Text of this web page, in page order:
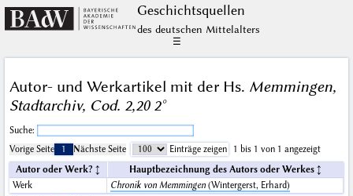
Geschichts­quellen
des deutschen Mittelalters
☰
Autor- und Werkartikel mit der Hs. Memmingen,
Stadtarchiv, Cod. 2,20 2°
Suche:
Vorige Seite
1 Nächste Seite Einträge zeigen
1 bis 1 von 1 angezeigt
Autor oder Werk?
Hauptbezeichnung des Autors oder Werkes
Werk
Chronik von Memmingen(Wintergerst, Erhard)